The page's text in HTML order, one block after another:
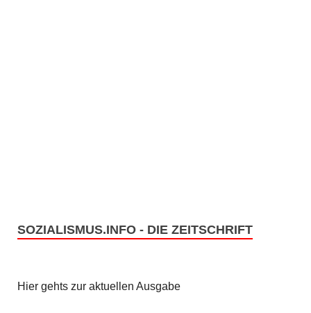
SOZIALISMUS.INFO - DIE ZEITSCHRIFT
Hier gehts zur aktuellen Ausgabe